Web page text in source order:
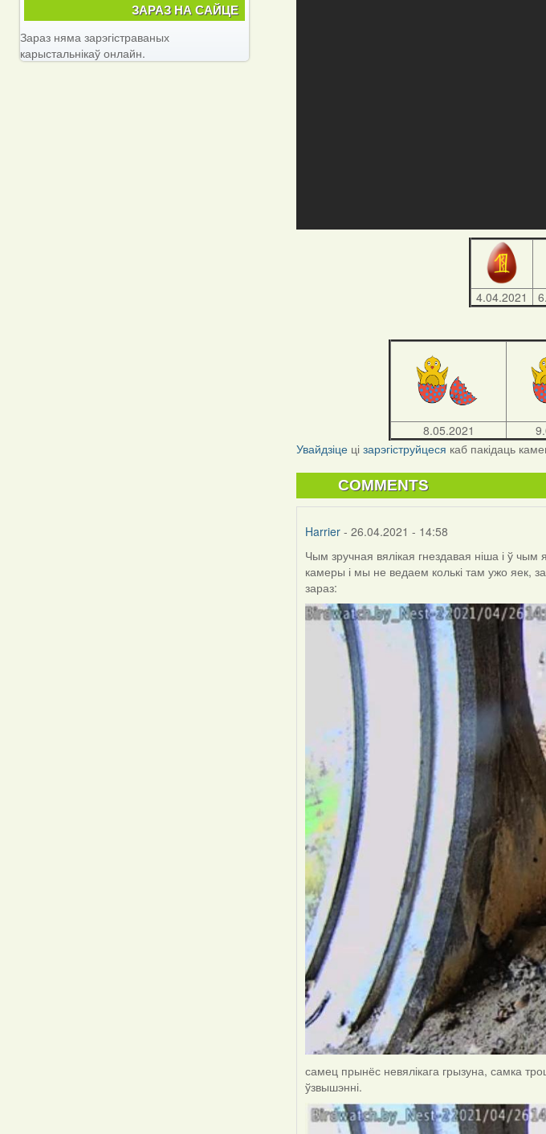
4.04.2021
8.05.2021
Увайдзіце цізарэгіструйцеся каб пакідаць
COMMENTS
Harrier - 26.04.2021 - 14:58
Чым зручная вялікая гнездавая ніша і ў
камеры і мы не ведаем колькі там ужо яек,
зараз:
самец прынёс невялікага грызуна, самка
ўзвышэнні.
ЗАРАЗ НА САЙЦЕ
Зараз няма зарэгістраваных
карыстальнікаў онлайн.